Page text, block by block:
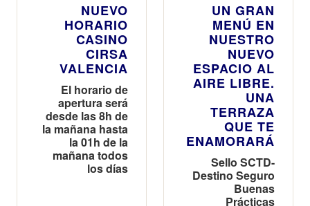
NUEVO
HORARIO
CASINO
CIRSA
VALENCIA
El horario de
apertura será
desde las 8h de
la mañana hasta
la 01h de la
mañana todos
los días
UN GRAN
MENÚ EN
NUESTRO
NUEVO
ESPACIO AL
AIRE LIBRE.
UNA
TERRAZA
QUE TE
ENAMORARÁ
Sello SCTD-
Destino Seguro
Buenas
Prácticas